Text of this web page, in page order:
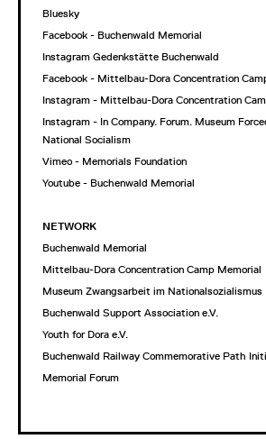
Bluesky
Facebook - Buchenwald Memorial
Instagram Gedenkstätte Buchenwald
Facebook - Mittelbau-Dora Concentration
Instagram - Mittelbau-Dora Concentration
Instagram - In Company. Forum. Museum
National Socialism
Vimeo - Memorials Foundation
Youtube - Buchenwald Memorial
NETWORK
Buchenwald Memorial
Mittelbau-Dora Concentration Camp Memorial
Museum Zwangsarbeit im Nationalsozialismus
Buchenwald Support Association e.V.
Youth for Dora e.V.
Buchenwald Railway Commemorative Path
Memorial Forum